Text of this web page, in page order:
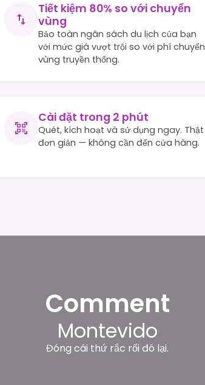
Tiết kiệm 80% so với chuyển
vùng
Bảo toàn ngân sách du lịch của bạn
với mức giá vượt trội so với phí chuyển
vùng truyền thống.
Cài đặt trong 2 phút
Quét, kích hoạt và sử dụng ngay. Thật
đơn giản — không cần đến cửa hàng.
Comment
Montevido
Đóng cái thứ rắc rối đó lại.